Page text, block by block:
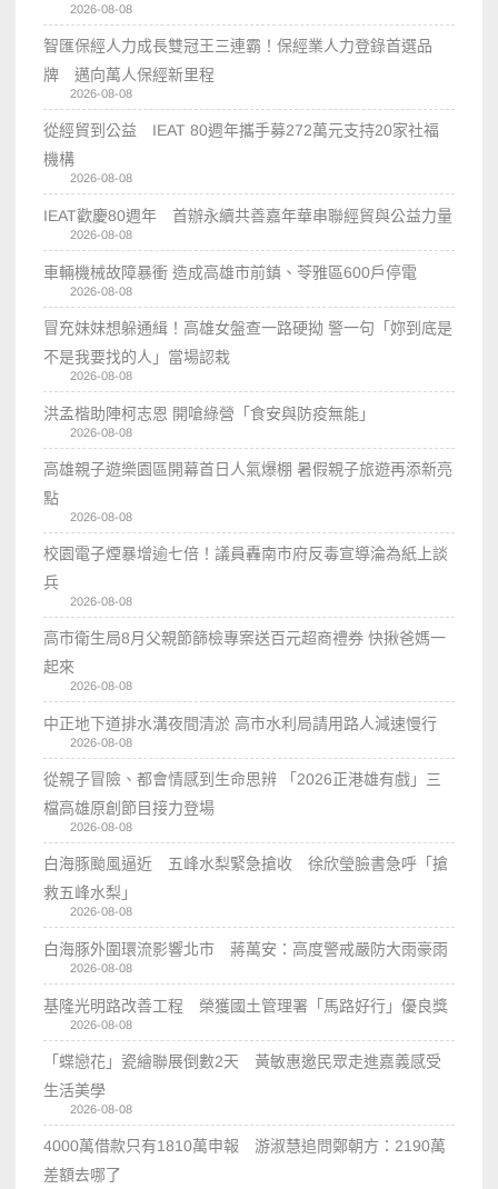
2026-08-08
智匯保經人力成長雙冠王三連霸！保經業人力登錄首選品
牌 邁向萬人保經新里程
2026-08-08
從經貿到公益 IEAT 80週年攜手募272萬元支持20家社福
機構
2026-08-08
IEAT歡慶80週年 首辦永續共善嘉年華串聯經貿與公益力量
2026-08-08
車輛機械故障暴衝 造成高雄市前鎮、苓雅區600戶停電
2026-08-08
冒充妹妹想躲通緝！高雄女盤查一路硬拗 警一句「妳到底是
不是我要找的人」當場認栽
2026-08-08
洪孟楷助陣柯志恩 開嗆綠營「食安與防疫無能」
2026-08-08
高雄親子遊樂園區開幕首日人氣爆棚 暑假親子旅遊再添新亮
點
2026-08-08
校園電子煙暴增逾七倍！議員轟南市府反毒宣導淪為紙上談
兵
2026-08-08
高市衛生局8月父親節篩檢專案送百元超商禮券 快揪爸媽一
起來
2026-08-08
中正地下道排水溝夜間清淤 高市水利局請用路人減速慢行
2026-08-08
從親子冒險、都會情感到生命思辨 「2026正港雄有戲」三
檔高雄原創節目接力登場
2026-08-08
白海豚颱風逼近 五峰水梨緊急搶收 徐欣瑩臉書急呼「搶
救五峰水梨」
2026-08-08
白海豚外圍環流影響北市 蔣萬安：高度警戒嚴防大雨豪雨
2026-08-08
基隆光明路改善工程 榮獲國土管理署「馬路好行」優良獎
2026-08-08
「蝶戀花」瓷繪聯展倒數2天 黃敏惠邀民眾走進嘉義感受
生活美學
2026-08-08
4000萬借款只有1810萬申報 游淑慧追問鄭朝方：2190萬
差額去哪了